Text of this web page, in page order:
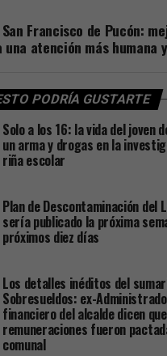
Francisco de Pucón:
atención más humana
PODRÍA GUSTARTE
Solo a los 16: la vida del joven
un arma y drogas en la
riña escolar
Plan de Descontaminación del
sería publicado la próxima
próximos diez días
Los detalles inéditos del
Sobresueldos: ex-
financiero del alcalde dicen
remuneraciones fueron
comunal